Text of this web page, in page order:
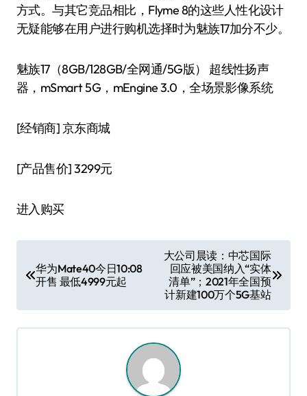
方式。与其它竞品相比，Flyme 8的这些人性化设计
无疑能够在用户进行购机选择时为魅族17加分不少。
魅族17（8GB/128GB/全网通/5G版） 超线性扬声
器，mSmart 5G，mEngine 3.0，全场景影像系统
[经销商]京东商城
[产品售价]3299元
进入购买
章 华为Mate40今日10:08
开售 最低4999元起
大公司晨读：中芯国际
回应被美国纳入“实体
清单”；2021年全国预
计新建100万个5G基站